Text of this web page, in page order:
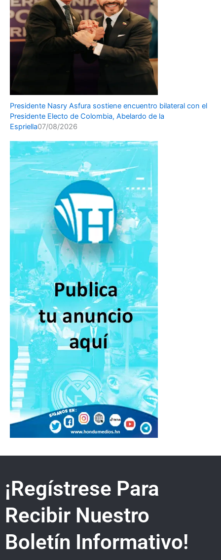
Presidente Nasry Asfura sostiene encuentro bilateral con el
Presidente Electo de Colombia, Abelardo de la
Espriella07/08/2026
¡Regístrese Para
Recibir Nuestro
Boletín Informativo!